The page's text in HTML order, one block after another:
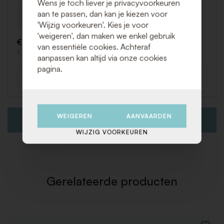
Bistrotafel Caractère Zwart Ø 100 x75
Art. TM127
€ 48,00 (Excl. BTW)
€ 58,08 (Incl. BTW)
VOEG TOE AAN OFFERTEAANVRAAG
Gerelateerde producten
Wens je toch liever je privacyvoorkeuren
aan te passen, dan kan je kiezen voor
'Wijzig voorkeuren'. Kies je voor
'weigeren', dan maken we enkel gebruik
van essentiële cookies. Achteraf
aanpassen kan altijd via onze cookies
pagina.
WEIGEREN AANVAARDEN
WIJZIG VOORKEUREN